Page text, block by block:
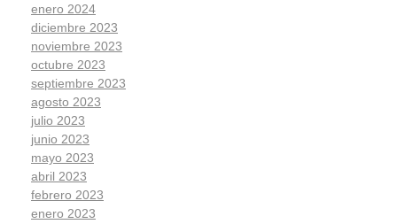
enero 2024
diciembre 2023
noviembre 2023
octubre 2023
septiembre 2023
agosto 2023
julio 2023
junio 2023
mayo 2023
abril 2023
febrero 2023
enero 2023